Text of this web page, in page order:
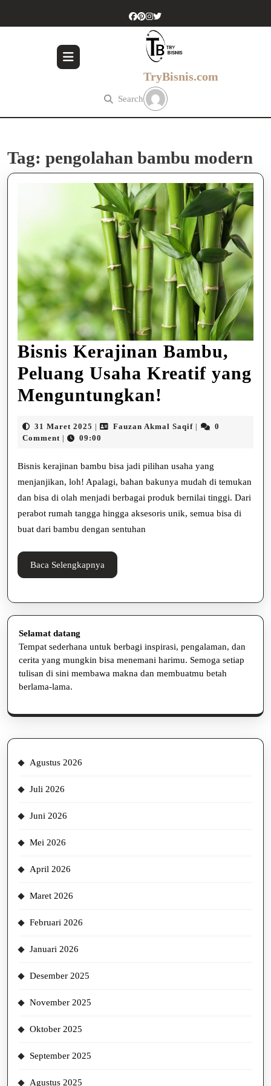
TryBisnis.com
Search
Tag: pengolahan bambu modern
Bisnis Kerajinan Bambu,
Peluang Usaha Kreatif yang
Menguntungkan!
Bambu,
Peluang
Usaha
Kreatif
31 Maret 2025 31
Maret
Fauzan Akmal SaqifFauzan
0
Comment
09:00
Bisnis kerajinan bambu bisa jadi pilihan usaha yang
menjanjikan, loh! Apalagi, bahan bakunya mudah di temukan
dan bisa di olah menjadi berbagai produk bernilai tinggi. Dari
perabot rumah tangga hingga aksesoris unik, semua bisa di
buat dari bambu dengan sentuhan
Baca Selengkapnya
Selengkapnya
Selamat datang
Tempat sederhana untuk berbagi inspirasi, pengalaman, dan
cerita yang mungkin bisa menemani harimu. Semoga setiap
tulisan di sini membawa makna dan membuatmu betah
berlama-lama.
Agustus 2026
Juli 2026
Juni 2026
Mei 2026
April 2026
Maret 2026
Februari 2026
Januari 2026
Desember 2025
November 2025
Oktober 2025
September 2025
Agustus 2025